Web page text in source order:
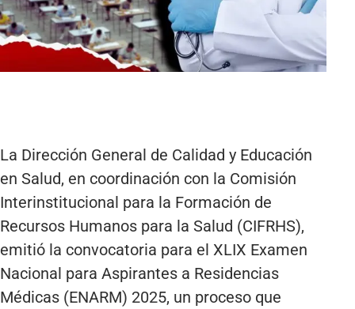
La Dirección General de Calidad y Educación
en Salud, en coordinación con la Comisión
Interinstitucional para la Formación de
Recursos Humanos para la Salud (CIFRHS),
emitió la convocatoria para el XLIX Examen
Nacional para Aspirantes a Residencias
Médicas (ENARM) 2025, un proceso que